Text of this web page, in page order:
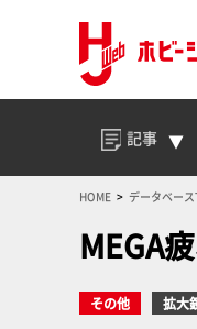
記事
HOME データベー
MEGA
その他 拡大